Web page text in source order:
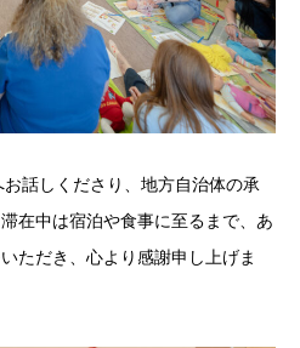
話しくださり、地方自治体の承
在中は宿泊や食事に至るまで、あ
ただき、心より感謝申し上げま